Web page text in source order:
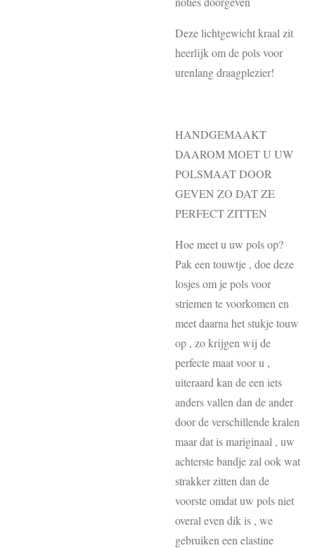
Deze lichtgewicht kraal zit
heerlijk om de pols voor
urenlang draagplezier!
HANDGEMAAKT
DAAROM MOET U UW
POLSMAAT DOOR
GEVEN ZO DAT ZE
PERFECT ZITTEN
Hoe meet u uw pols op?
Pak een touwtje , doe deze
losjes om je pols voor
striemen te voorkomen en
meet daarna het stukje touw
op , zo krijgen wij de
perfecte maat voor u ,
uiteraard kan de een iets
anders vallen dan de ander
door de verschillende kralen
maar dat is mariginaal , uw
achterste bandje zal ook wat
strakker zitten dan de
voorste omdat uw pols niet
overal even dik is , we
gebruiken een elastine